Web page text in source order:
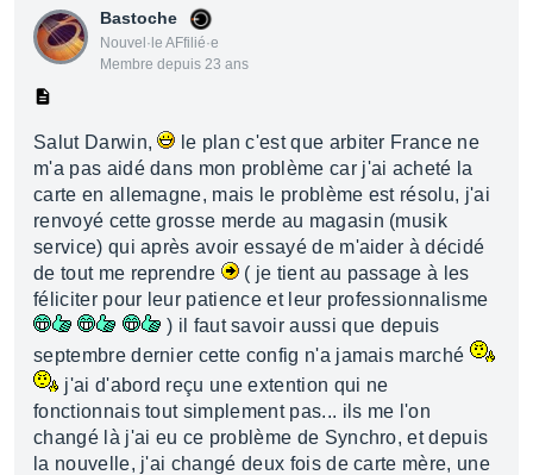
Bastoche
Nouvel·le AFfilié·e
Membre depuis 23 ans
Salut Darwin,
le plan c'est que arbiter France ne
m'a pas aidé dans mon problème car j'ai acheté la
carte en allemagne, mais le problème est résolu, j'ai
renvoyé cette grosse merde au magasin (musik
service) qui après avoir essayé de m'aider à décidé
de tout me reprendre
( je tient au passage à les
féliciter pour leur patience et leur professionnalisme
) il faut savoir aussi que depuis
septembre dernier cette config n'a jamais marché
j'ai d'abord reçu une extention qui ne
fonctionnais tout simplement pas... ils me l'on
changé là j'ai eu ce problème de Synchro, et depuis
la nouvelle, j'ai changé deux fois de carte mère, une